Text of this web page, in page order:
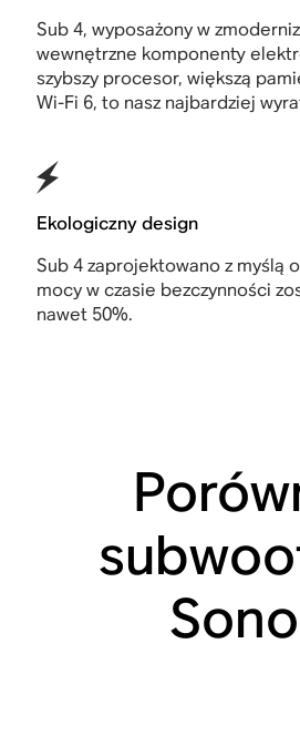
Sub 4, wyposażony w
wewnętrzne komponenty
szybszy procesor, większą
Wi-Fi 6, to nasz najbardziej
Ekologiczny design
Sub 4 zaprojektowano z
mocy w czasie bezczynności
nawet 50%.